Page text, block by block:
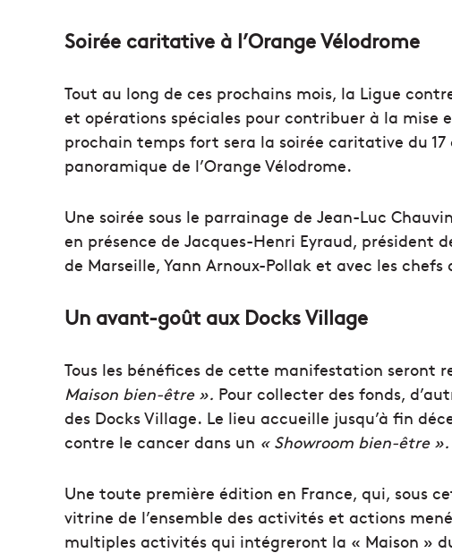
Soirée caritative à l’Orange Vélodrome
Tout au long de ces prochains mois, la Ligue
et opérations spéciales pour contribuer à la mise
prochain temps fort sera la soirée caritative du
panoramique de l’Orange Vélodrome.
Une soirée sous le parrainage de Jean-Luc
en présence de Jacques-Henri Eyraud, président
de Marseille, Yann Arnoux-Pollak et avec les
Un avant-goût aux Docks Village
Tous les bénéfices de cette manifestation seront
Maison bien-être ». Pour collecter des fonds,
des Docks Village. Le lieu accueille jusqu’à fin
contre le cancer dans un « Showroom bien-être ».
Une toute première édition en France, qui, sous
vitrine de l’ensemble des activités et actions
multiples activités qui intégreront la « Maison »